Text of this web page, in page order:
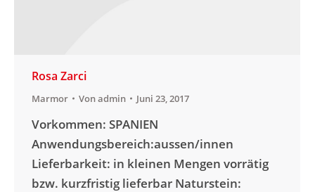
Rosa Zarci
Marmor Vonadmin Juni 23, 2017
Vorkommen: SPANIEN
Anwendungsbereich:aussen/innen
Lieferbarkeit: in kleinen Mengen vorrätig
bzw. kurzfristig lieferbar Naturstein: